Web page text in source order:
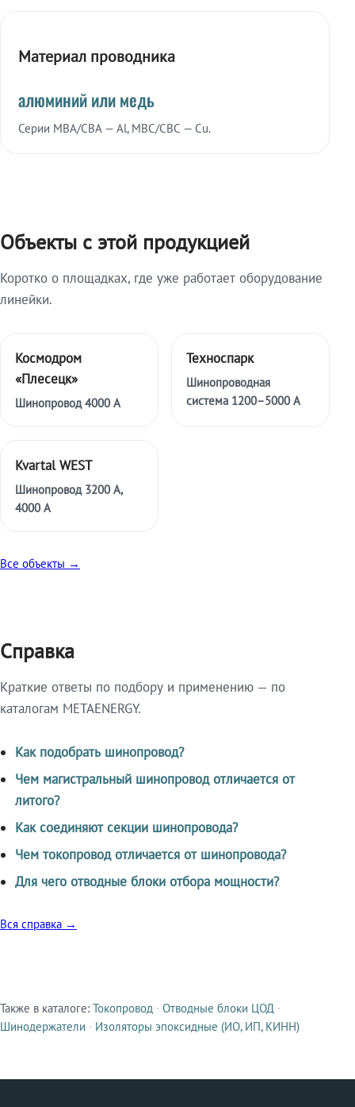
Материал проводника
алюминий или медь
Серии МВА/СВА — Al, МВС/СВС — Cu.
Объекты с этой продукцией
Коротко о площадках, где уже работает оборудование
линейки.
Космодром
«Плесецк»
Шинопровод 4000 А
Техноспарк
Шинопроводная
система 1200–5000 А
Kvartal WEST
Шинопровод 3200 А,
4000 А
Все объекты →
Справка
Краткие ответы по подбору и применению — по
каталогам METAENERGY.
Как подобрать шинопровод?
Чем магистральный шинопровод отличается от
литого?
Как соединяют секции шинопровода?
Чем токопровод отличается от шинопровода?
Для чего отводные блоки отбора мощности?
Вся справка →
Смежные продукты
Также в каталоге: Токопровод · Отводные блоки ЦОД ·
Шинодержатели · Изоляторы эпоксидные (ИО, ИП, КИНН)